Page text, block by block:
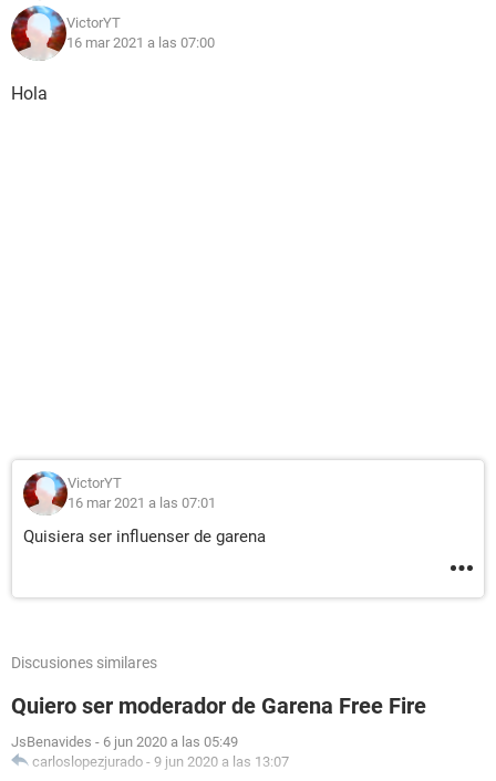
VictorYT
16 mar 2021 a las 07:00
Hola
VictorYT
16 mar 2021 a las 07:01
Quisiera ser influenser de garena
Discusiones similares
Quiero ser moderador de Garena Free Fire
JsBenavides - 6 jun 2020 a las 05:49
carloslopezjurado - 9 jun 2020 a las 13:07